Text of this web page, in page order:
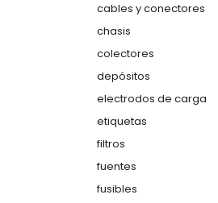
cables y conectores
chasis
colectores
depósitos
electrodos de carga
etiquetas
filtros
fuentes
fusibles